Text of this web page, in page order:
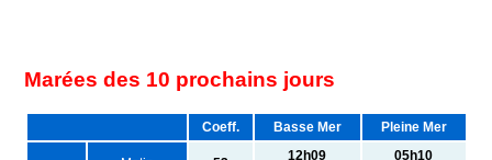
Marées des 10 prochains jours
Coeff. Basse Mer Pleine Mer
12h09
05h10